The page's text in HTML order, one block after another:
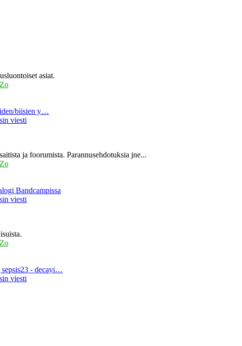
asiat.
biisien y…
viesti
ja foorumista. Parannusehdotuksia jne...
Bandcampissa
viesti
- decayi…
viesti